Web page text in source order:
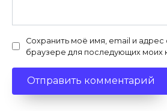
Сохранить моё имя, email и адрес
браузере для последующих моих